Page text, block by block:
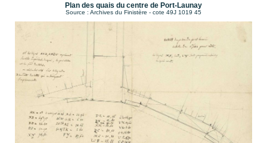
Plan des quais du centre de Port-Launay
Source : Archives du Finistère - cote 49J 1019 45